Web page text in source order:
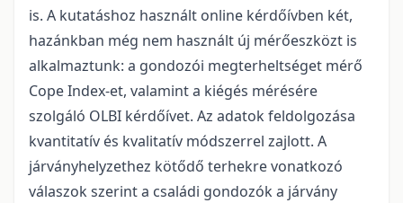
is. A kutatáshoz használt online kérdőívben két,
hazánkban még nem használt új mérőeszközt is
alkalmaztunk: a gondozói megterheltséget mérő
Cope Index-et, valamint a kiégés mérésére
szolgáló OLBI kérdőívet. Az adatok feldolgozása
kvantitatív és kvalitatív módszerrel zajlott. A
járványhelyzethez kötődő terhekre vonatkozó
válaszok szerint a családi gondozók a járvány